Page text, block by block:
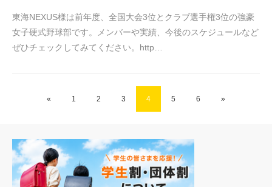
東海NEXUS様は前年度、全国大会3位とクラブ選手権3位の強豪
女子硬式野球部です。メンバーや実績、今後のスケジュールなど
ぜひチェックしてみてください。http…
« 1 2 3 4 5 6 »